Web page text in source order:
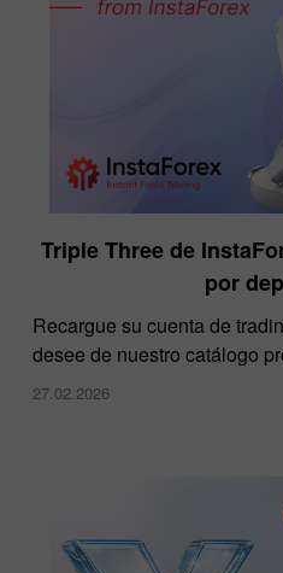
Triple Three de
por
Recargue su cuenta de
desee de nuestro catálogo
27.02.2026